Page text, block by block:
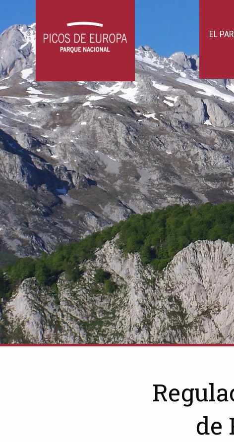
dificultad. Las mochilas portabebés o los
caen directamente encima de las Rutas.
lluvia, las raíces o el paso de fauna
fuertes vientos, y en los inmediatamente
del Cares, además, están prohibidas las
pistas permitidas para la circulación de
demás!
EL
de